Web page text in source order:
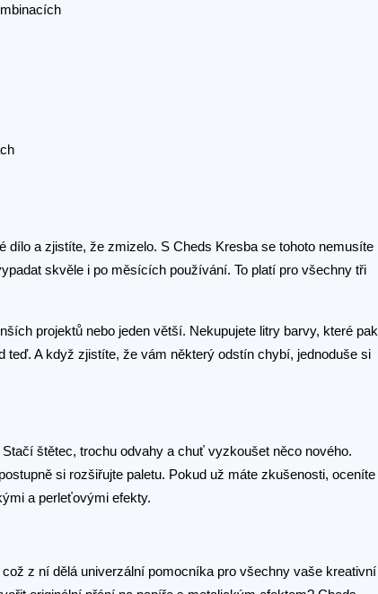
a zjistíte, že zmizelo. S Cheds Kresba se tohoto nemusíte
skvěle i po měsících používání. To platí pro všechny tři
projektů nebo jeden větší. Nekupujete litry barvy, které pak
teď. A když zjistíte, že vám některý odstín chybí, jednoduše si
štětec, trochu odvahy a chuť vyzkoušet něco nového.
si rozšiřujte paletu. Pokud už máte zkušenosti, oceníte
a perleťovými efekty.
z ní dělá univerzální pomocníka pro všechny vaše kreativní